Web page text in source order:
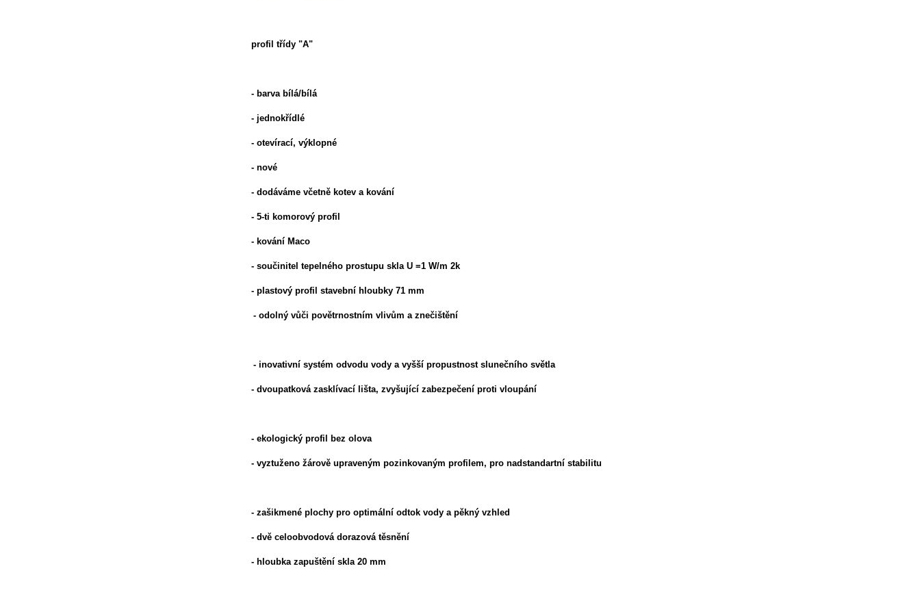
profil třídy "A"
- barva bílá/bílá
- jednokřídlé
- otevírací, výklopné
- nové
- dodáváme včetně kotev a kování
- 5-ti komorový profil
- kování Maco
- součinitel tepelného prostupu skla U =1 W/m 2k
- plastový profil stavební hloubky 71 mm
- odolný vůči povětrnostním vlivům a znečištění
- inovativní systém odvodu vody a vyšší propustnost slunečního světla
- dvoupatková zasklívací lišta, zvyšující zabezpečení proti vloupání
- ekologický profil bez olova
- vyztuženo žárově upraveným pozinkovaným profilem, pro nadstandartní stabilitu
- zašikmené plochy pro optimální odtok vody a pěkný vzhled
- dvě celoobvodová dorazová těsnění
- hloubka zapuštění skla 20 mm